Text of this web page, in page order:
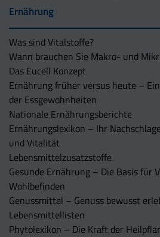
Ernährung
Was sind Vitalstoffe?
Wann brauchen Sie Makro- und
Das Eucell Konzept
Ernährung früher versus heute –
der Essgewohnheiten
Nationale Ernährungsberichte
Ernährungslexikon – Ihr
und Vitalität
Lebensmittelzusatzstoffe
Gesunde Ernährung – Die Basis für
Wohlbefinden
Genussmittel – Genuss bewusst
Lebensmittellisten
Phytolexikon – Die Kraft der